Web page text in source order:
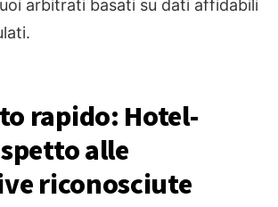
arbitrati basati su dati affidabili
rapido: Hotel-
alle
riconosciute